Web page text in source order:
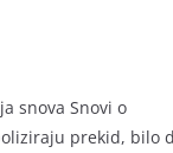
snova Snovi o
prekid, bilo